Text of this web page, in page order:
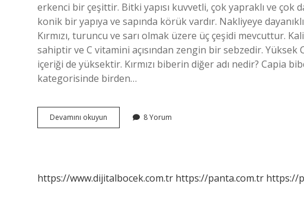
erkenci bir çeşittir. Bitki yapısı kuvvetli, çok yapraklı ve çok
konik bir yapıya ve sapında körük vardır. Nakliyeye
Kırmızı, turuncu ve sarı olmak üzere üç çeşidi mevcuttur.
sahiptir ve C vitamini açısından zengin bir sebzedir.
içeriği de yüksektir. Kırmızı biberin diğer adı nedir? Capia
kategorisinde birden…
Devamını okuyun
Biber
8 Yorum
https://www.dijitalbocek.com.tr https://panta.com.tr https://